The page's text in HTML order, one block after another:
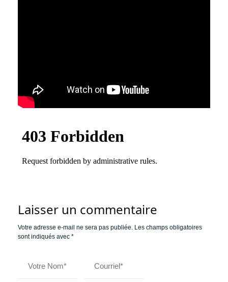
Laisser un commentaire
Votre adresse e-mail ne sera pas publiée. Les champs obligatoires
sont indiqués avec *